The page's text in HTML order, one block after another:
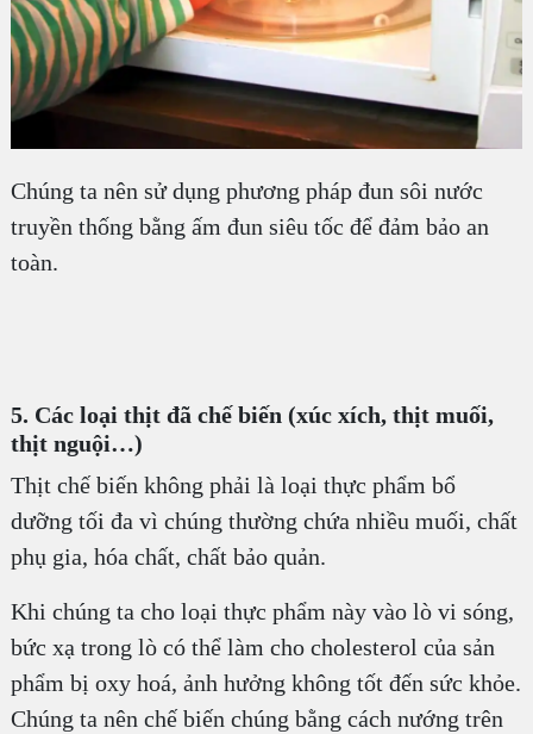
Chúng ta nên sử dụng phương pháp đun sôi nước
truyền thống bằng ấm đun siêu tốc để đảm bảo an
toàn.
5. Các loại thịt đã chế biến (xúc xích, thịt muối,
thịt nguội…)
Thịt chế biến không phải là loại thực phẩm bổ
dưỡng tối đa vì chúng thường chứa nhiều muối, chất
phụ gia, hóa chất, chất bảo quản.
Khi chúng ta cho loại thực phẩm này vào lò vi sóng,
bức xạ trong lò có thể làm cho cholesterol của sản
phẩm bị oxy hoá, ảnh hưởng không tốt đến sức khỏe.
Chúng ta nên chế biến chúng bằng cách nướng trên